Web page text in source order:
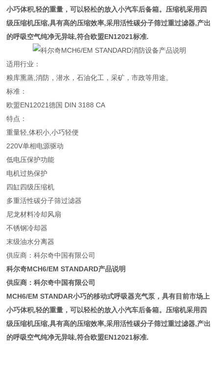
小巧体积,轻的重量，可以轻松的放入小汽车后备箱。压缩机采用四
级压缩机压缩,具有高的压缩效率,采用活性碳分子筛过重过滤器,产出
的呼吸空气纯净无异味,符合欧盟EN12021标准.
适用行业：
粮库熏蒸,消防，潜水，石油化工，采矿，市政等用途。
标准：
欧盟EN12021德国 DIN 3188 CA
特点：
重量轻,体积小,小巧轻便
220V单相电源驱动
低电压保护功能
电机过热保护
四缸四级压缩机
多重活性碳分子筛过滤器
尼龙材料冷却风扇
不锈钢冷却器
末级油水分离器
供应商：科尔奇中国有限公司
科尔奇MCH6/EM STANDARD产品说明
供应商：科尔奇中国有限公司
MCH6/EM STANDAR小巧的移动式呼吸器充气泵，具有目前市场上
小巧体积,轻的重量，可以轻松的放入小汽车后备箱。压缩机采用四
级压缩机压缩,具有高的压缩效率,采用活性碳分子筛过重过滤器,产出
的呼吸空气纯净无异味,符合欧盟EN12021标准.